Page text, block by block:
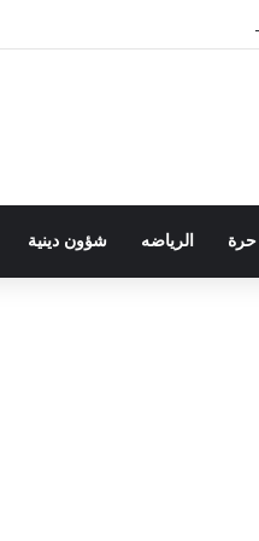
في قراءة للتحولات الاجتماعية
حرة الرياضه شؤون دينية